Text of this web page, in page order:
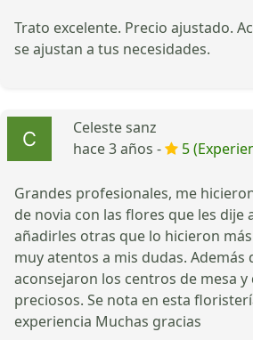
Trato excelente. Precio ajustado.
se ajustan a tus necesidades.
Celeste sanz
hace 3 años -
5
Grandes profesionales, me
de novia con las flores que les dije
añadirles otras que lo hicieron
muy atentos a mis dudas. Además
aconsejaron los centros de mesa
preciosos. Se nota en esta
experiencia Muchas gracias